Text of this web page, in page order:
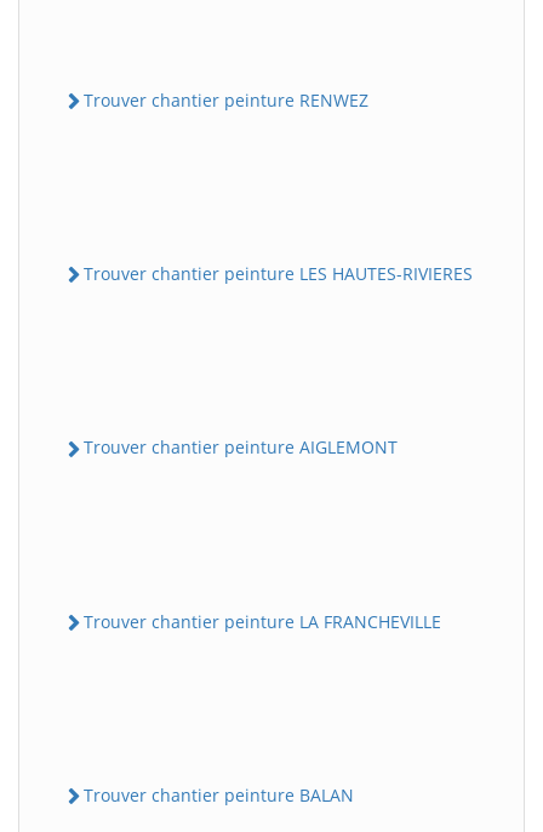
Trouver chantier peinture RENWEZ
Trouver chantier peinture LES HAUTES-RIVIERES
Trouver chantier peinture AIGLEMONT
Trouver chantier peinture LA FRANCHEVILLE
Trouver chantier peinture BALAN